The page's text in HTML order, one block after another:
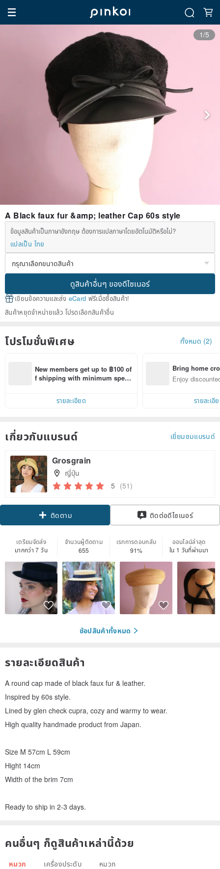
1/5
A Black faux fur &amp; leather Cap 60s style
ข้อมูลสินค้าเป็นภาษาอังกฤษ ต้องการแปลภาษาโดยอัตโนมัติหรือไม่?
แปลเป็น ไทย
ดูสินค้าอื่นๆ ของดีไซเนอร์
เขียนข้อความและส่ง eCard ฟรีเมื่อซื้อสินค้า!
สินค้าหยุดจำหน่ายแล้ว โปรดเลือกสินค้าอื่น
โปรโมชั่นพิเศษ ทั้งหมด (2)
New members get up to ฿100 of
f shipping with minimum spen
within 7 days!
รายละเอียด
Bring home
n with ease
Enjoy
รายละเอี
เกี่ยวกับแบรนด์ เยี่ยมชมแบรนด์
Grosgrain
ญี่ปุ่น
5 (51)
Claim coupon
ติดตาม ติดต่อดีไซเนอร์
เตรียมจัดส่ง
มากกว่า 7 วัน
จำนวนผู้ติดตาม
655
เรทการตอบกลับ
91%
ออนไลน์ล่าสุด
ใน 1 วันที่ผ่านมา
ช้อปสินค้าทั้งหมด
รายละเอียดสินค้า
A round cap made of black faux fur & leather.
Inspired by 60s style.
Lined by glen check cupra, cozy and warmy to wear.
High quality handmade product from Japan.
Size M 57cm L 59cm
Hight 14cm
Width of the brim 7cm
Ready to ship in 2-3 days.
คนอื่นๆ ก็ดูสินค้าเหล่านี้ด้วย
หมวก เครื่องประดับ หมวก